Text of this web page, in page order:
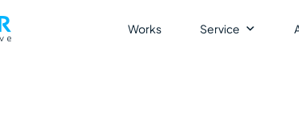
Works Service